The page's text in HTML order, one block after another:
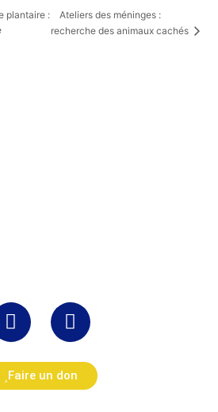
plantaire :
Ateliers des méninges :
recherche des animaux cachés
Faire un don